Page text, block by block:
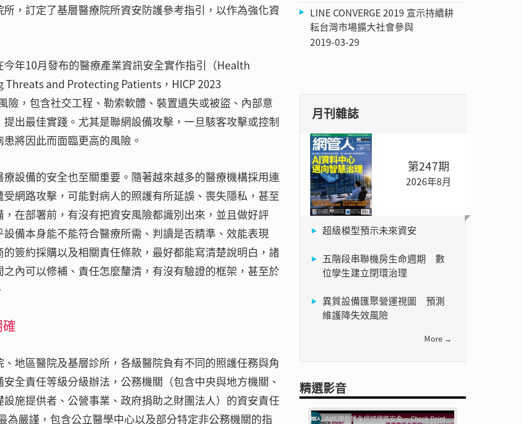
，訂定了基層醫療院所資安防護參考指引，以作為強化資
年10月發布的醫療產業資訊安全實作指引（Health
and Protecting Patients，HICP 2023
，包含社交工程、勒索軟體、裝置遺失或被盜、內部意
出最佳實踐。尤其是聯網設備攻擊，一旦駭客攻擊或控制
將因此而面臨更高的風險。
設備的安全也至關重要。隨著越來越多的醫療機構採用連
網路攻擊，可能對病人的照護有所延誤、喪失隱私，甚至
在部署前，有沒有把資安風險都識別出來，並且做好評
備本身能不能符合醫療所需、判讀是否精準、效能表現
簽約採購以及相關責任條款，最好都能寫清楚說明白，諸
內可以修補、責任怎麼釐清，有沒有驗證的框架，甚至於
地區醫院及基層診所，各級醫院負有不同的照護任務與角
全責任等級分級辦法，公務機關（包含中央與地方機關、
施提供者、公營事業、政府捐助之財團法人）的資安責任
為嚴謹，包含公立醫學中心以及部分特定非公務機關的指
LINE CONVERGE 2019 宣示持續耕
耘台灣市場擴大社會參與
2019-03-29
月刊雜誌
第247期
2026年8月
超級模型預示未來資安
五階段串聯機房生命週期 數
位孿生建立閉環治理
異質設備匯聚營運視圖 預測
維護降失效風險
More →
精選影音